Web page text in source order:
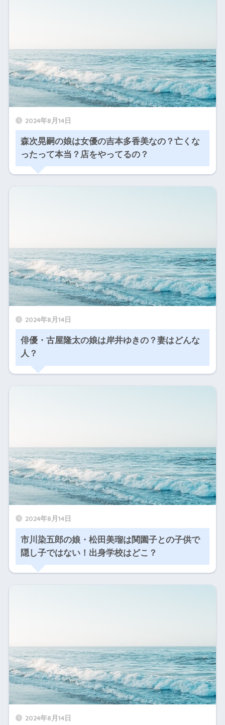
2024年8月14日
森次晃嗣の娘は女優の吉本多香美なの？亡くな
ったって本当？店をやってるの？
2024年8月14日
俳優・古屋隆太の娘は岸井ゆきの？妻はどんな
人？
2024年8月14日
市川染五郎の娘・松田美瑠は関園子との子供で
隠し子ではない！出身学校はどこ？
2024年8月14日